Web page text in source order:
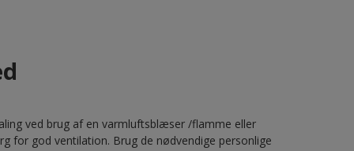
ved brug af en varmluftsblæser /flamme eller
for god ventilation. Brug de nødvendige personlige